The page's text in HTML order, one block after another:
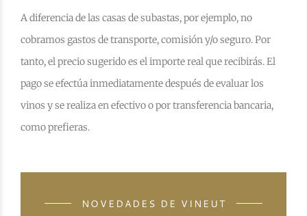
A diferencia de las casas de subastas, por ejemplo, no
cobramos gastos de transporte, comisión y/o seguro. Por
tanto, el precio sugerido es el importe real que recibirás. El
pago se efectúa inmediatamente después de evaluar los
vinos y se realiza en efectivo o por transferencia bancaria,
como prefieras.
NOVEDADES DE VINEUT